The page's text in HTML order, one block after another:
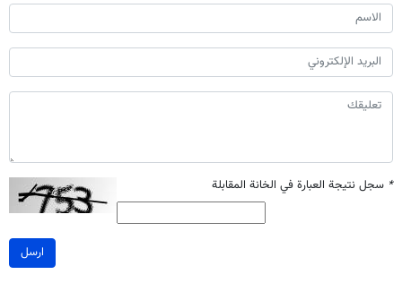
* سجل نتيجة العبارة في الخانة المقابلة
ارسل